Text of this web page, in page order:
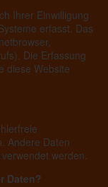
Ihrer Einwilligung
erfasst. Das
Die Erfassung
diese Website
Andere Daten
werden.
Daten?